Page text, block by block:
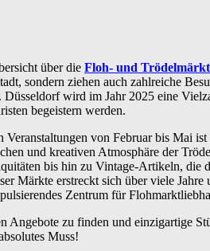
über die Floh- und
sondern ziehen auch zahlreiche
Düsseldorf wird im Jahr 2025 eine
begeistern werden.
Veranstaltungen von Februar bis Mai
und kreativen Atmosphäre der
bis hin zu Vintage-Artikeln, die
Märkte erstreckt sich über viele
Zentrum für
Angebote zu finden und einzigartige
Muss!